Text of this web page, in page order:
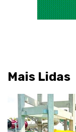
Mais Lidas